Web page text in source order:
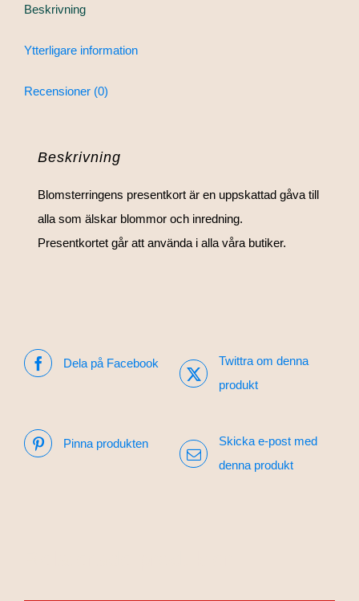
Beskrivning
Ytterligare information
Recensioner (0)
Beskrivning
Blomsterringens presentkort är en uppskattad gåva till
alla som älskar blommor och inredning.
Presentkortet går att använda i alla våra butiker.
Dela på Facebook
Twittra om denna
produkt
Pinna produkten
Skicka e-post med
denna produkt